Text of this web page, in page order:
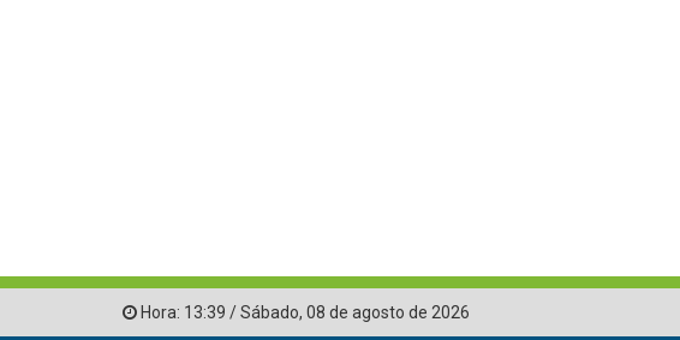
Hora: 13:39 /Sábado, 08 de agosto de 2026